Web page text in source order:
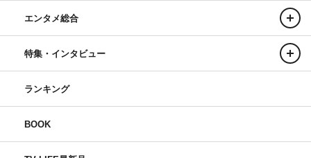
エンタメ総合
特集・インタビュー
ランキング
BOOK